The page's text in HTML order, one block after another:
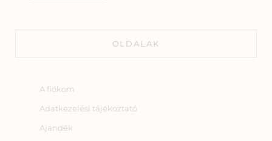
OLDALAK
A fiókom
Adatkezelési tájékoztató
Ajándék